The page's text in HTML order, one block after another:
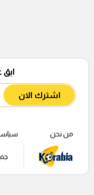
ابق
اشترك الان
من نحن